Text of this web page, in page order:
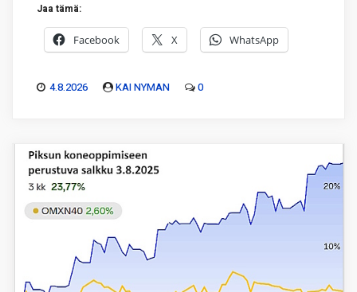
Jaa tämä:
Facebook X WhatsApp
4.8.2026 KAI NYMAN 0